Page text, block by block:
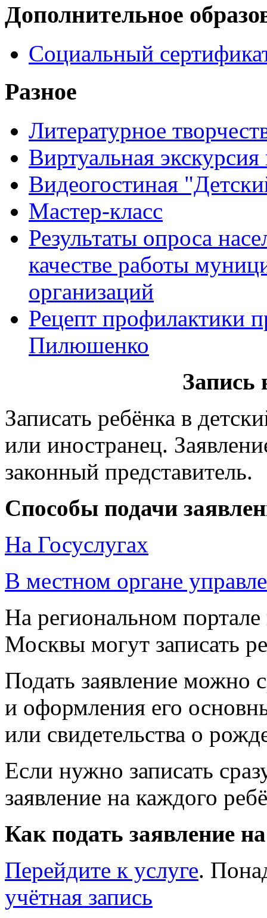
Дополнительное
Социальный
Разное
Литературное
Виртуальная
Видеогостиная
Мастер-класс
Результаты опроса
качестве работы
организаций
Рецепт профилактики
Пилюшенко
Запись
Записать ребёнка в
или иностранец.
законный представитель.
Способы подачи
На Госуслугах
В местном органе
На региональном
Москвы могут записать
Подать заявление можно
и оформления его
или свидетельства о
Если нужно записать
заявление на каждого
Как подать заявление
Перейдите к услуге.
учётная запись